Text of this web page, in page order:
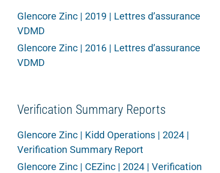
Glencore Zinc | 2019 | Lettres d’assurance
VDMD
Glencore Zinc | 2016 | Lettres d’assurance
VDMD
Verification Summary Reports
Glencore Zinc | Kidd Operations | 2024 |
Verification Summary Report
Glencore Zinc | CEZinc | 2024 | Verification